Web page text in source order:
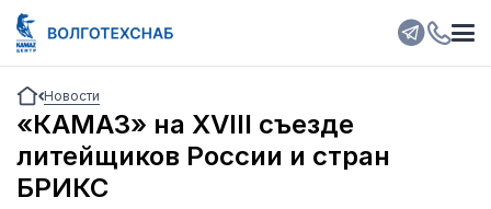
Новости
«КАМАЗ» на XVIII съезде
литейщиков России и стран
БРИКС